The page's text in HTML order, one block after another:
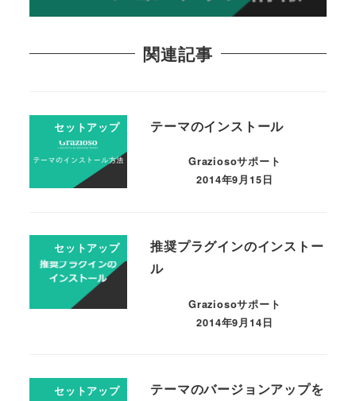
関連記事
セットアップ テーマのインストール
Graziosoサポート
2014年9月15日
セットアップ
推奨プラグインのインストー
ル
Graziosoサポート
2014年9月14日
セットアップ
テーマのバージョンアップを